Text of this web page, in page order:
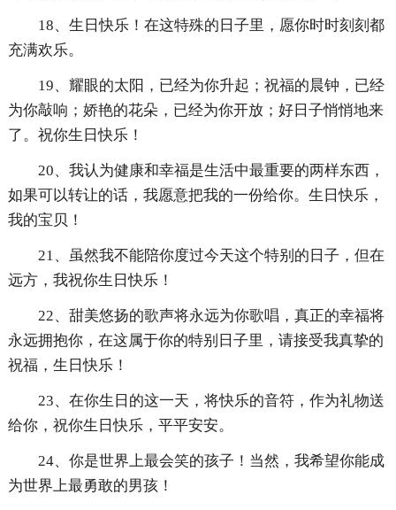
18、生日快乐！在这特殊的日子里，愿你时时刻刻都
充满欢乐。
19、耀眼的太阳，已经为你升起；祝福的晨钟，已经
为你敲响；娇艳的花朵，已经为你开放；好日子悄悄地来
了。祝你生日快乐！
20、我认为健康和幸福是生活中最重要的两样东西，
如果可以转让的话，我愿意把我的一份给你。生日快乐，
我的宝贝！
21、虽然我不能陪你度过今天这个特别的日子，但在
远方，我祝你生日快乐！
22、甜美悠扬的歌声将永远为你歌唱，真正的幸福将
永远拥抱你，在这属于你的特别日子里，请接受我真挚的
祝福，生日快乐！
23、在你生日的这一天，将快乐的音符，作为礼物送
给你，祝你生日快乐，平平安安。
24、你是世界上最会笑的孩子！当然，我希望你能成
为世界上最勇敢的男孩！